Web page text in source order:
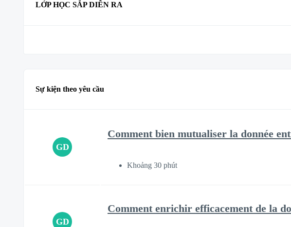
LỚP HỌC SẮP DIỄN RA
Sự kiện theo yêu cầu
GD
Comment bien mutualiser la donnée
Khoảng 30 phút
GD
Comment enrichir efficacement de la